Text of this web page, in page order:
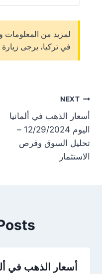
لمزيد من المعلومات
في تركيا، يرجى زيارة
NEXT
أسعار الذهب في ألمانيا
اليوم 12/29/2024 –
تحليل السوق وفرص
الاستثمار